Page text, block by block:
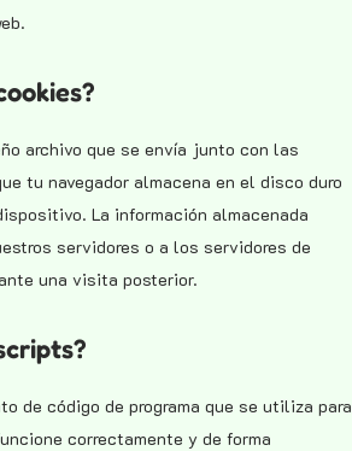
archivo que se envía junto con las
tu navegador almacena en el disco duro
La información almacenada
servidores o a los servidores de
una visita posterior.
de código de programa que se utiliza para
correctamente y de forma